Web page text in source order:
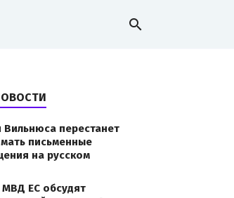
search
Вильнюса перестанет
письменные
на русском
МВД ЕС обсудят